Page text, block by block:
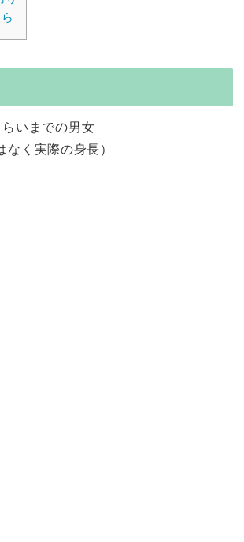
いまでの男女
なく実際の身長）